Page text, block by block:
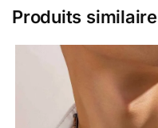
Produits